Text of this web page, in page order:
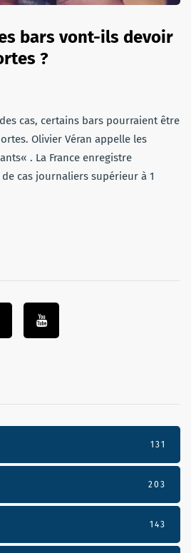
bars vont-ils devoir
?
cas, certains bars pourraient être
Olivier Véran appelle les
. La France enregistre
cas journaliers supérieur à 1
131
203
143